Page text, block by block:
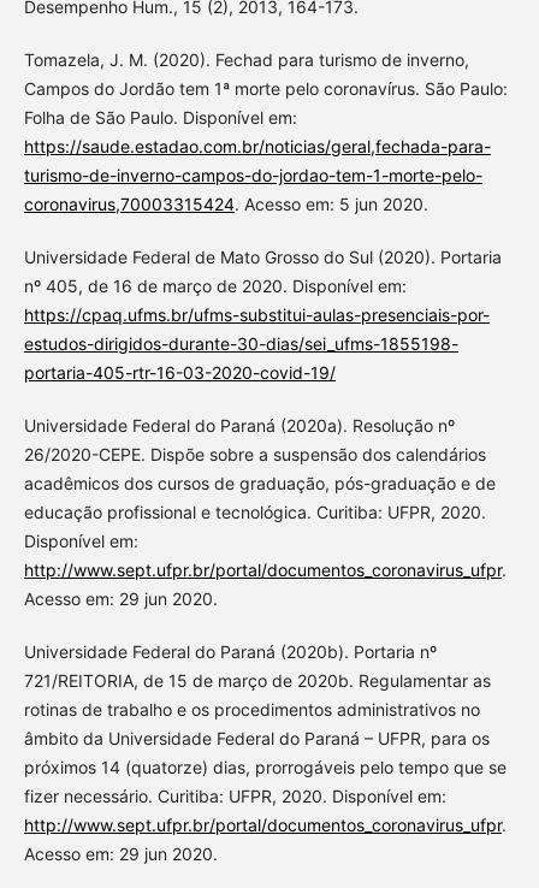
Desempenho Hum., 15 (2), 2013, 164-173.
Tomazela, J. M. (2020). Fechad para turismo de inverno,
Campos do Jordão tem 1ª morte pelo coronavírus. São Paulo:
Folha de São Paulo. Disponível em:
https://saude.estadao.com.br/noticias/geral,fechada-para-
turismo-de-inverno-campos-do-jordao-tem-1-morte-pelo-
coronavirus,70003315424. Acesso em: 5 jun 2020.
Universidade Federal de Mato Grosso do Sul (2020). Portaria
nº 405, de 16 de março de 2020. Disponível em:
https://cpaq.ufms.br/ufms-substitui-aulas-presenciais-por-
estudos-dirigidos-durante-30-dias/sei_ufms-1855198-
portaria-405-rtr-16-03-2020-covid-19/
Universidade Federal do Paraná (2020a). Resolução nº
26/2020-CEPE. Dispõe sobre a suspensão dos calendários
acadêmicos dos cursos de graduação, pós-graduação e de
educação profissional e tecnológica. Curitiba: UFPR, 2020.
Disponível em:
http://www.sept.ufpr.br/portal/documentos_coronavirus_ufpr.
Acesso em: 29 jun 2020.
Universidade Federal do Paraná (2020b). Portaria nº
721/REITORIA, de 15 de março de 2020b. Regulamentar as
rotinas de trabalho e os procedimentos administrativos no
âmbito da Universidade Federal do Paraná – UFPR, para os
próximos 14 (quatorze) dias, prorrogáveis pelo tempo que se
fizer necessário. Curitiba: UFPR, 2020. Disponível em:
http://www.sept.ufpr.br/portal/documentos_coronavirus_ufpr.
Acesso em: 29 jun 2020.